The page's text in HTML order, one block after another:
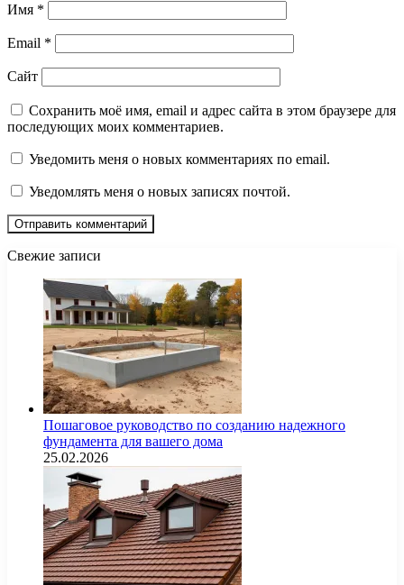
Имя *
Email *
Сайт
Сохранить моё имя, email и адрес сайта в этом браузере для
последующих моих комментариев.
Уведомить меня о новых комментариях по email.
Уведомлять меня о новых записях почтой.
Свежие записи
Пошаговое руководство по созданию надежного
фундамента для вашего дома
25.02.2026